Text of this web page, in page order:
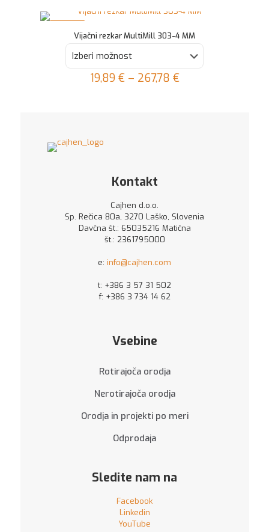
je
27,47 €.
je:
Vijačni rezkar MultiMill 303-4 MM
19,89 €– 267,78 €
na
izdelka
Kontakt
Cajhen d.o.o.
Sp. Rečica 80a, 3270 Laško, Slovenia
Davčna št.: 65035216 Matična
št.: 2361795000
e: info@cajhen.com
t: +386 3 57 31 502
f: +386 3 734 14 62
Vsebine
Rotirajoča orodja
Nerotirajoča orodja
Orodja in projekti po meri
Odprodaja
Sledite nam na
Facebook
Linkedin
YouTube